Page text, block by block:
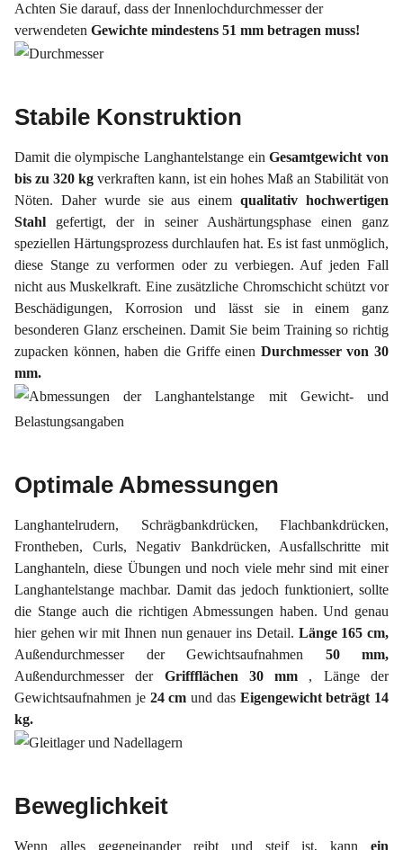
Achten Sie darauf, dass der Innenlochdurchmesser der
verwendeten Gewichte mindestens 51 mm betragen muss!
Stabile Konstruktion
Damit die olympische Langhantelstange einGesamtgewicht von
bis zu 320 kg verkraften kann, ist ein hohes Maß an Stabilität von
Nöten. Daher wurde sie aus einemqualitativ hochwertigen
Stahl gefertigt, der in seiner Aushärtungsphase einen ganz
speziellen Härtungsprozess durchlaufen hat. Es ist fast unmöglich,
diese Stange zu verformen oder zu verbiegen. Auf jeden Fall
nicht aus Muskelkraft. Eine zusätzliche Chromschicht schützt vor
Beschädigungen, Korrosion und lässt sie in einem ganz
besonderen Glanz erscheinen. Damit Sie beim Training so richtig
zupacken können, haben die Griffe einen Durchmesser von 30
mm.
Optimale Abmessungen
Langhantelrudern, Schrägbankdrücken, Flachbankdrücken,
Frontheben, Curls, Negativ Bankdrücken, Ausfallschritte mit
Langhanteln, diese Übungen und noch viele mehr sind mit einer
Langhantelstange machbar. Damit das jedoch funktioniert, sollte
die Stange auch die richtigen Abmessungen haben. Und genau
hier gehen wir mit Ihnen nun genauer ins Detail. Länge 165 cm,
Außendurchmesser der Gewichtsaufnahmen 50 mm,
Außendurchmesser der Griffflächen 30 mm , Länge der
Gewichtsaufnahmen je 24 cm und das Eigengewicht beträgt 14
kg.
Beweglichkeit
Wenn alles gegeneinander reibt und steif ist, kann ein